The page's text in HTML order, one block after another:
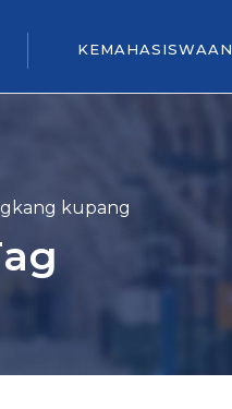
KEMAHASISWAAN
kupang